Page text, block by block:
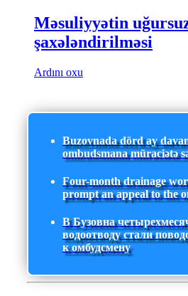
Məsuliyyətin
şaxələndirilməsi
Ardını oxu
Buzovnada dörd ay
ombudsmana müraciətə
Four-month drainage
prompt an appeal to the
В Бузовна
водоотводу стали
к омбудсмену